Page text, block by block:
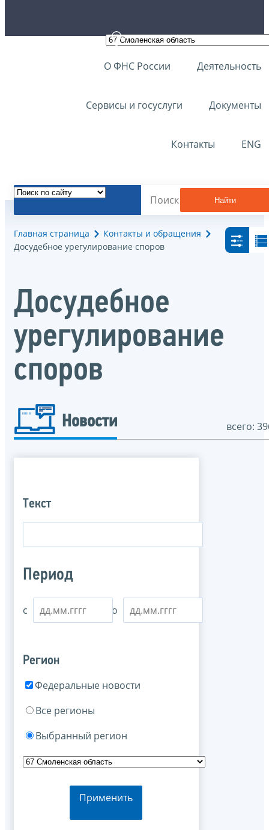
О ФНС России Деятельность
Сервисы и госуслуги Документы
Контакты ENG
Найти
Главная страница
Контакты и обращения
Досудебное урегулирование споров
Досудебное
урегулирование
споров
Новости всего:
Текст
Период
с по
Регион
Федеральные новости
Все регионы
Выбранный регион
Применить